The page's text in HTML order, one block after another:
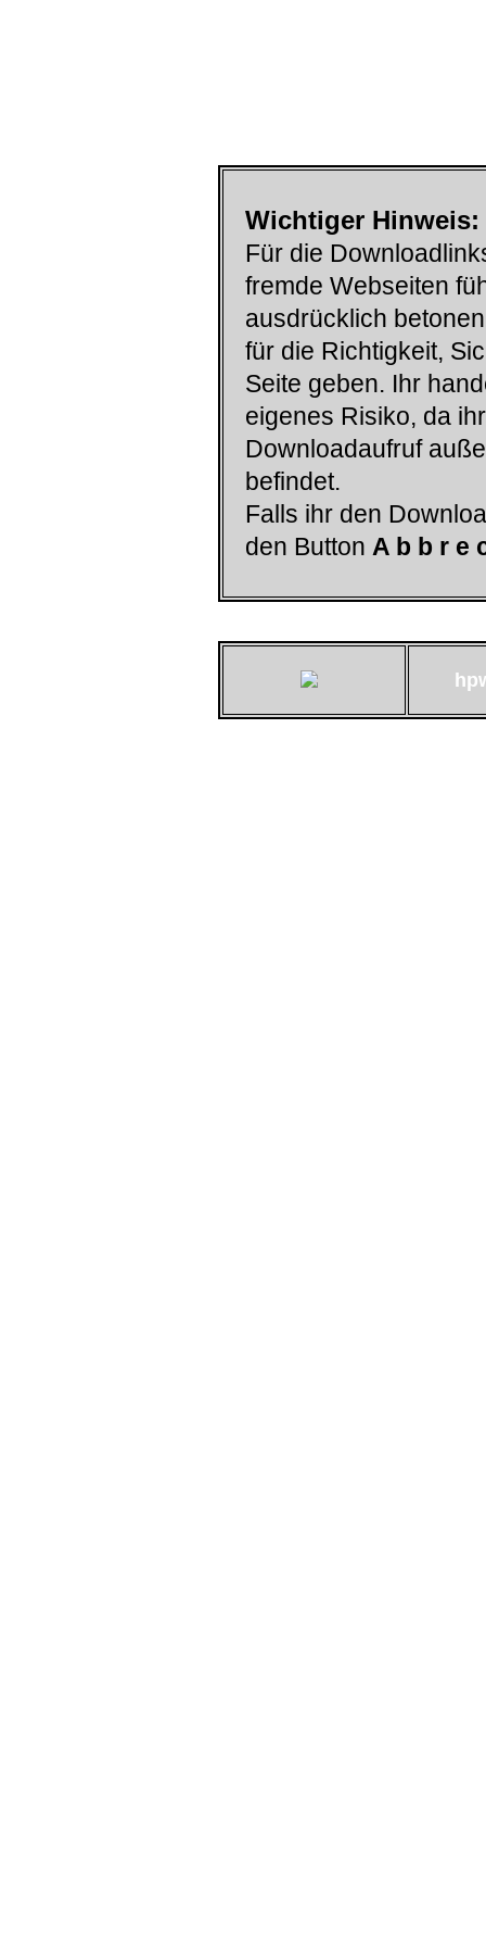
Wichtiger Hinweis:
Für die
fremde Webseiten
ausdrücklich
für die Richtigkeit,
Seite geben. Ihr
eigenes Risiko, da
Downloadaufruf
befindet.
Falls ihr den
den Button A b b r e